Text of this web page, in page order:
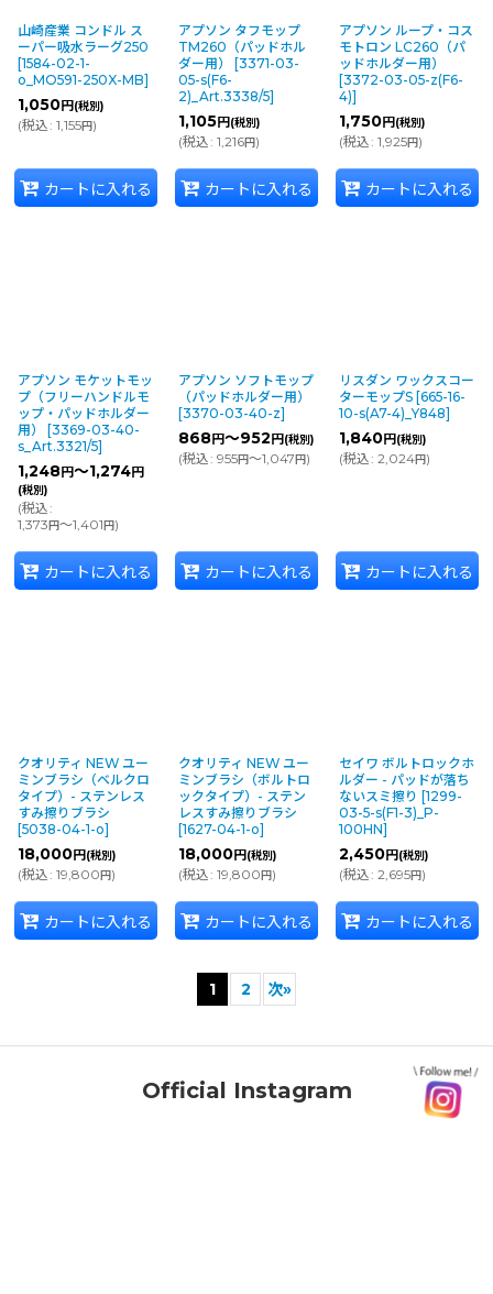
山崎産業 コンドル ス
ーパー吸水ラーグ250
[1584-02-1-
o_MO591-250X-MB]
1,050円 (税別)
(税込: 1,155円)
カートに入れる
アプソン タフモップ
TM260（パッドホル
ダー用）
[3371-03-
05-s(F6-
2)_Art.3338/5]
1,105円 (税別)
(税込: 1,216円)
カートに入れる
アプソン ループ・コス
モトロン LC260（パ
ッドホルダー用）
[3372-03-05-z(F6-
4)]
1,750円 (税別)
(税込: 1,925円)
カートに入れる
アプソン モケットモッ
プ（フリーハンドルモ
ップ・パッドホルダー
用）
[3369-03-40-
s_Art.3321/5]
1,248円～1,274円
(税別)
(税込:
1,373円～1,401円)
カートに入れる
アプソン ソフトモップ
（パッドホルダー用）
[3370-03-40-z]
868円～952 円 (税別)
(税込: 955円～1,047円)
カートに入れる
リスダン ワックスコー
ターモップS [665-16-
10-s(A7-4)_Y848]
1,840円 (税別)
(税込: 2,024円)
カートに入れる
クオリティ NEW ユー
ミンブラシ（ベルクロ
タイプ）- ステンレス
すみ擦りブラシ
[5038-04-1-o]
18,000円 (税別)
(税込: 19,800円)
カートに入れる
クオリティ NEW ユー
ミンブラシ（ボルトロ
ックタイプ）- ステン
レスすみ擦りブラシ
[1627-04-1-o]
18,000円 (税別)
(税込: 19,800円)
カートに入れる
セイワ ボルトロックホ
ルダー - パッドが落ち
ないスミ擦り [1299-
03-5-s(F1-3)_P-
100HN]
2,450円 (税別)
(税込: 2,695円)
カートに入れる
1 2 次»
Official Instagram